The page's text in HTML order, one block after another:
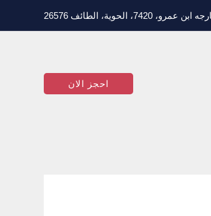
احجز الان